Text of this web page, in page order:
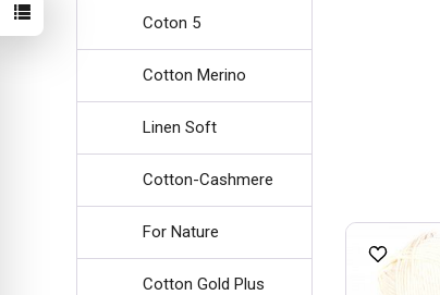
Coton 5
Cotton Merino
Linen Soft
Cotton-Cashmere
For Nature
Cotton Gold Plus